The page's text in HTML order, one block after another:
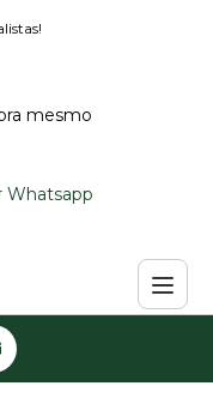
mesmo
Whatsapp